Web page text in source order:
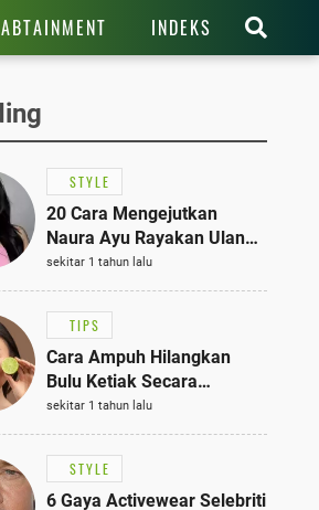
INDEKS
STYLE
20 Cara Mengejutkan
Naura Ayu Rayakan Ulang
Tahun di Panti Asuhan,
Terlihat Anggun dengan
Kaftan Cokelat
sekitar 1 tahun lalu
TIPS
Cara Ampuh Hilangkan
Bulu Ketiak Secara
Permanen dalam 5
Langkah Sederhana
sekitar 1 tahun lalu
STYLE
6 Gaya Activewear Selebriti